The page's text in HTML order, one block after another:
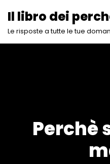
Vai
Il libro dei
Le risposte a tutte le tue
Perchè